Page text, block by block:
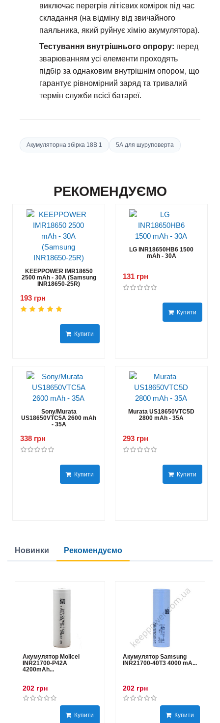
виключає перегрів літієвих комірок під час
складання (на відміну від звичайного
паяльника, який руйнує хімію акумулятора).
Тестування внутрішнього опрору: перед
зварюванням усі елементи проходять
підбір за однаковим внутрішнім опором, що
гарантує рівномірний заряд та тривалий
термін служби всієї батареї.
Акумуляторна збірка 18В 1 5А для шуруповерта
РЕКОМЕНДУЄМО
KEEPPOWER IMR18650
2500 mAh - 30А (Samsung
INR18650-25R)
193 грн
Купити
LG INR18650HB6 1500
mAh - 30А
131 грн
Купити
Sony/Murata
US18650VTC5A 2600 mAh
- 35А
338 грн
Купити
Murata US18650VTC5D
2800 mAh - 35А
293 грн
Купити
Новинки Рекомендуємо
Акумулятор Molicel
INR21700-P42A
4200mAh...
202 грн
Купити
Акумулятор Samsung
INR21700-40T3 4000 mA...
202 грн
Купити